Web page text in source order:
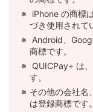
iPhone の商標
づき使用されて
Android、
商標です。
QUICPay+ は
す。
その他の会社名
は登録商標です。